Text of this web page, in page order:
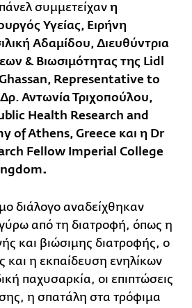
συμμετείχαν η
Υγείας, Ειρήνη
Αδαμίδου, Διευθύντρια
& Βιωσιμότητας της Lidl
Representative to
Αντωνία Τριχοπούλου,
Health Research and
of Athens, Greece και η Dr
Fellow Imperial College
.
διάλογο αναδείχθηκαν
από τη διατροφή, όπως η
και βιώσιμης διατροφής, ο
και η εκπαίδευση ενηλίκων
παχυσαρκία, οι επιπτώσεις
η σπατάλη στα τρόφιμα